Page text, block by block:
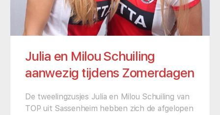
Julia en Milou Schuiling
aanwezig tijdens Zomerdagen
De tweelingzusjes Julia en Milou Schuiling van
TOP uit Sassenheim hebben zich de afgelopen